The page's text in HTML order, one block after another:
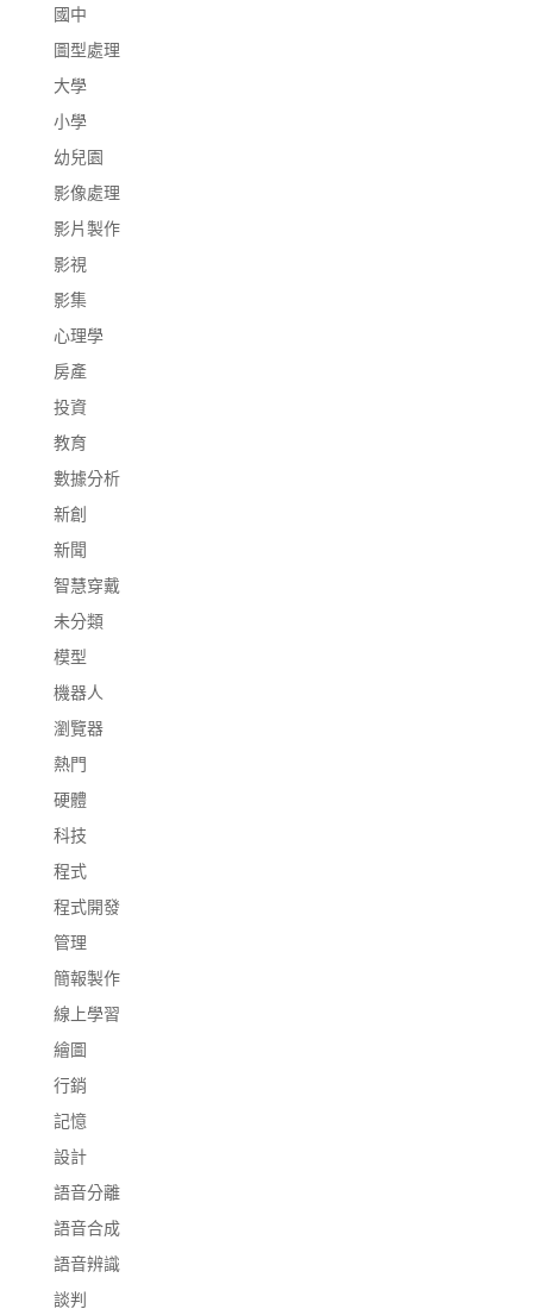
國中
圖型處理
大學
小學
幼兒園
影像處理
影片製作
影視
影集
心理學
房產
投資
教育
數據分析
新創
新聞
智慧穿戴
未分類
模型
機器人
瀏覽器
熱門
硬體
科技
程式
程式開發
管理
簡報製作
線上學習
繪圖
行銷
記憶
設計
語音分離
語音合成
語音辨識
談判